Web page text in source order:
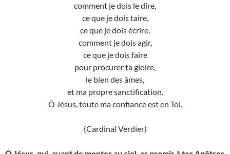
comment je dois le dire,
ce que je dois taire,
ce que je dois écrire,
comment je dois agir,
ce que je dois faire
pour procurer ta gloire,
le bien des âmes,
et ma propre sanctification.
Ô Jésus, toute ma confiance est en Toi.
(Cardinal Verdier)